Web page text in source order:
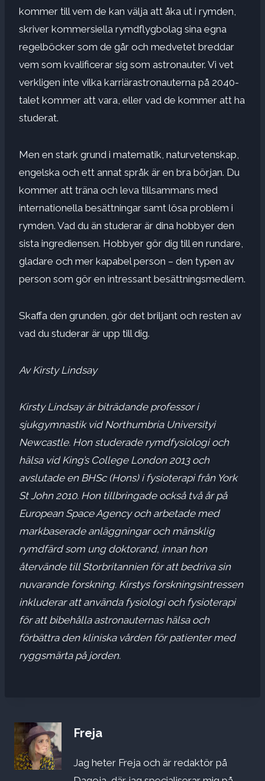
kommer till vem de kan välja att åka ut i rymden,
skriver kommersiella rymdflygbolag sina egna
regelböcker som de går och medvetet breddar
vem som kvalificerar sig som astronauter. Vi vet
verkligen inte vilka karriärastronauterna på 2040-
talet kommer att vara, eller vad de kommer att ha
studerat.
Men en stark grund i matematik, naturvetenskap,
engelska och ett annat språk är en bra början. Du
kommer att träna och leva tillsammans med
internationella besättningar samt lösa problem i
rymden. Vad du än studerar är dina hobbyer den
sista ingrediensen. Hobbyer gör dig till en rundare,
gladare och mer kapabel person – den typen av
person som gör en intressant besättningsmedlem.
Skaffa den grunden, gör det briljant och resten av
vad du studerar är upp till dig.
AvKirsty Lindsay
Kirsty Lindsay är biträdande professor i
sjukgymnastik vidNorthumbria Universityi
Newcastle. Hon studerade rymdfysiologi och
hälsa vid King’s College London 2013 och
avslutade en BHSc (Hons) i fysioterapi från York
St John 2010. Hon tillbringade också två år på
European Space Agency och arbetade med
markbaserade anläggningar och mänsklig
rymdfärd som ung doktorand, innan hon
återvände till Storbritannien för att bedriva sin
nuvarande forskning. Kirstys forskningsintressen
inkluderar att använda fysiologi och fysioterapi
för att bibehålla astronauternas hälsa och
förbättra den kliniska vården för patienter med
ryggsmärta på jorden.
Freja
Jag heter Freja och är redaktör på